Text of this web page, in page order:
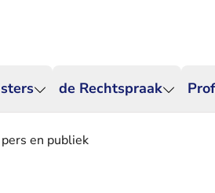
de Rechtspraak
en publiek